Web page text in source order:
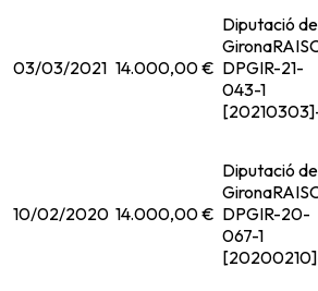
03/03/2021 14.000,00 €
Diputació de
GironaRAISC
DPGIR-21-
043-1
10/02/2020 14.000,00 €
Diputació de
GironaRAISC
DPGIR-20-
067-1